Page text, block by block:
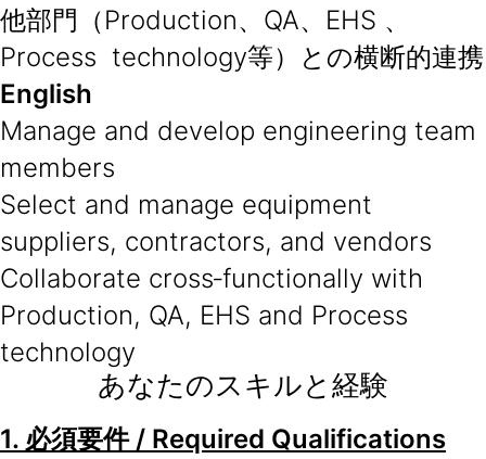
他部門（Production、QA、EHS 、
Process technology等）との横断的連携
English
Manage and develop engineering team
members
Select and manage equipment
suppliers, contractors, and vendors
Collaborate cross‑functionally with
Production, QA, EHS and Process
technology
あなたのスキルと経験
1. 必須要件/ Required Qualifications